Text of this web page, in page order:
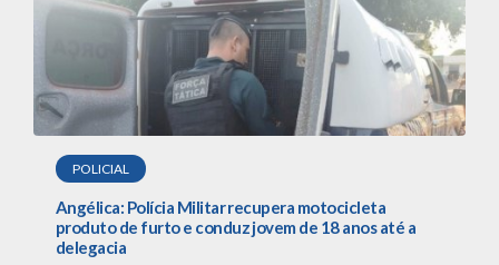
POLICIAL
Angélica: Polícia Militar recupera motocicleta
produto de furto e conduz jovem de 18 anos até a
delegacia